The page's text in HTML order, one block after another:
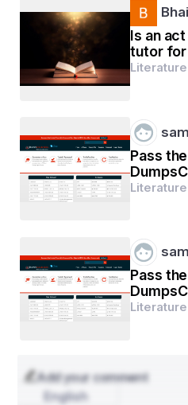
ଧାନ ବିଳରେ ଗାଏ ହୋଇ
ଲେଖକ- ତିରଣ ମଶ୍ରା
କନକପୁର, ଜୁନାଗଡ଼, କଳାହାଣ୍ତି
Is an
tutor for
early?
Literature
Pass
Literature
Pass
Literature
Add your comment
English